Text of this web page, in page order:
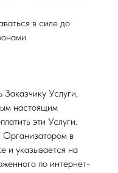
в силе до
Заказчику Услуги,
настоящим
эти Услуги.
Организатором в
и указывается на
по интернет-